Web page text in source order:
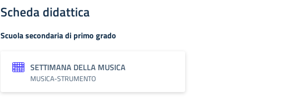
Scheda didattica
Scuola secondaria di primo grado
SETTIMANA DELLA MUSICA
MUSICA-STRUMENTO